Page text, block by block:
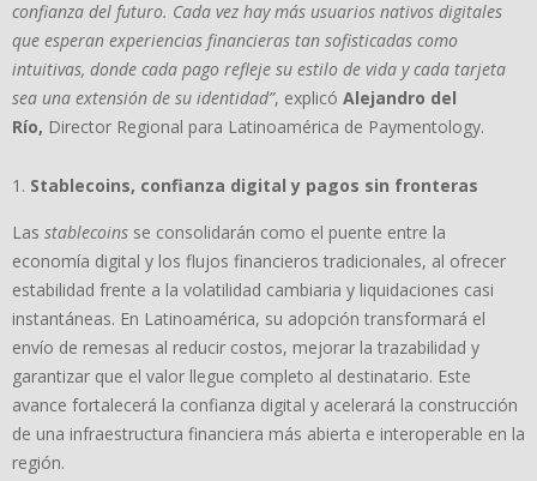
confianza del futuro. Cada vez hay más usuarios nativos digitales
que esperan experiencias financieras tan sofisticadas como
intuitivas, donde cada pago refleje su estilo de vida y cada tarjeta
sea una extensión de su identidad”, explicó Alejandro del
Río, Director Regional para Latinoamérica de Paymentology.
Stablecoins, confianza digital y pagos sin fronteras
Las stablecoins se consolidarán como el puente entre la
economía digital y los flujos financieros tradicionales, al ofrecer
estabilidad frente a la volatilidad cambiaria y liquidaciones casi
instantáneas. En Latinoamérica, su adopción transformará el
envío de remesas al reducir costos, mejorar la trazabilidad y
garantizar que el valor llegue completo al destinatario. Este
avance fortalecerá la confianza digital y acelerará la construcción
de una infraestructura financiera más abierta e interoperable en la
región.